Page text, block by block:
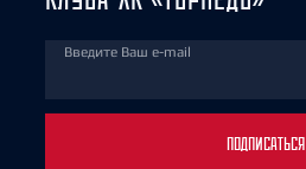
Введите Ваш e-mail
ПОДПИСАТЬСЯ